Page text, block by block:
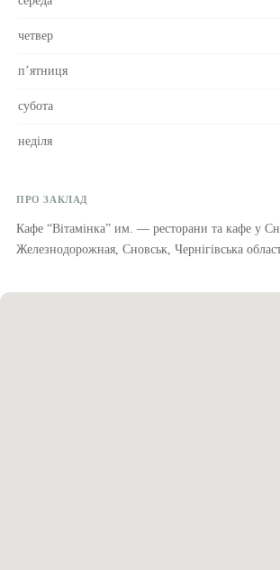
четвер
пʼятниця
субота
неділя
ПРО ЗАКЛАД
Кафе “Вітамінка” им. — ресторани та кафе у
Железнодорожная, Сновськ, Чернігівська